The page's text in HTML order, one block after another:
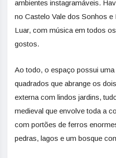
ambientes instagramáveis.
no Castelo Vale dos Sonhos e
Luar, com música em todos
gostos.
Ao todo, o espaço possui
quadrados que abrange os
externa com lindos jardins,
medieval que envolve toda a
com portões de ferros
pedras, lagos e um bosque